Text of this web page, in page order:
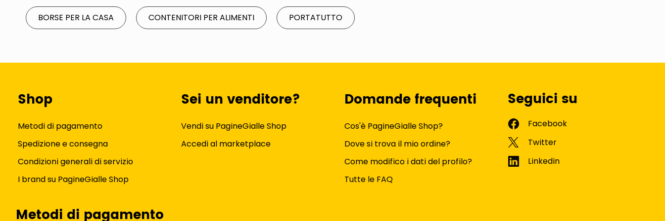
BORSE PER LA CASA CONTENITORI PER ALIMENTI PORTATUTTO
Shop
Metodi di pagamento
Spedizione e consegna
Condizioni generali di servizio
I brand su PagineGialle Shop
Sei un venditore?
Vendi su PagineGialle Shop
Accedi al marketplace
Domande frequenti
Cos'è PagineGialle Shop?
Dove si trova il mio ordine?
Come modifico i dati del profilo?
Tutte le FAQ
Seguici su
Metodi di pagamento